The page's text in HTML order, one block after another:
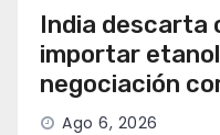
India descarta
importar
negociación
Ago 6, 2026